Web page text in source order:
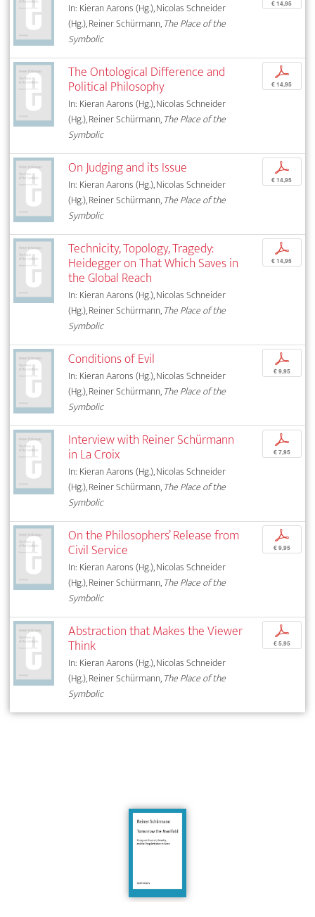
In: Kieran Aarons (Hg.), Nicolas Schneider
(Hg.), Reiner Schürmann,The Place of the
Symbolic
€ 14,95
The Ontological Difference and
Political Philosophy
In: Kieran Aarons (Hg.), Nicolas Schneider
(Hg.), Reiner Schürmann,The Place of the
Symbolic
p
€ 14,95
On Judging and its Issue
In: Kieran Aarons (Hg.), Nicolas Schneider
(Hg.), Reiner Schürmann,The Place of the
Symbolic
p
€ 14,95
Technicity, Topology, Tragedy:
Heidegger on That Which Saves in
the Global Reach
In: Kieran Aarons (Hg.), Nicolas Schneider
(Hg.), Reiner Schürmann,The Place of the
Symbolic
p
€ 14,95
Conditions of Evil
In: Kieran Aarons (Hg.), Nicolas Schneider
(Hg.), Reiner Schürmann,The Place of the
Symbolic
p
€ 9,95
Interview with Reiner Schürmann
in La Croix
In: Kieran Aarons (Hg.), Nicolas Schneider
(Hg.), Reiner Schürmann,The Place of the
Symbolic
p
€ 7,95
On the Philosophers’ Release from
Civil Service
In: Kieran Aarons (Hg.), Nicolas Schneider
(Hg.), Reiner Schürmann,The Place of the
Symbolic
p
€ 9,95
Abstraction that Makes the Viewer
Think
In: Kieran Aarons (Hg.), Nicolas Schneider
(Hg.), Reiner Schürmann,The Place of the
Symbolic
p
€ 5,95